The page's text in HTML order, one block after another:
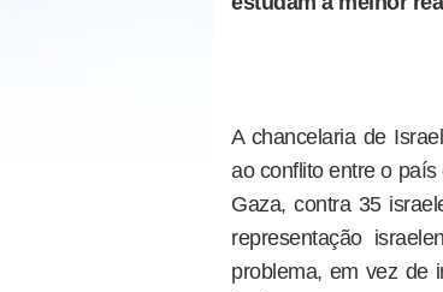
A chancelaria de
ao conflito entre o
Gaza, contra 35
representação
problema, em vez de